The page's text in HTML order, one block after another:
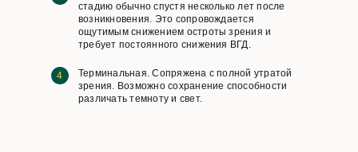
стадию обычно спустя несколько лет после
возникновения. Это сопровождается
ощутимым снижением остроты зрения и
требует постоянного снижения ВГД.
Терминальная. Сопряжена с полной утратой
зрения. Возможно сохранение способности
различать темноту и свет.